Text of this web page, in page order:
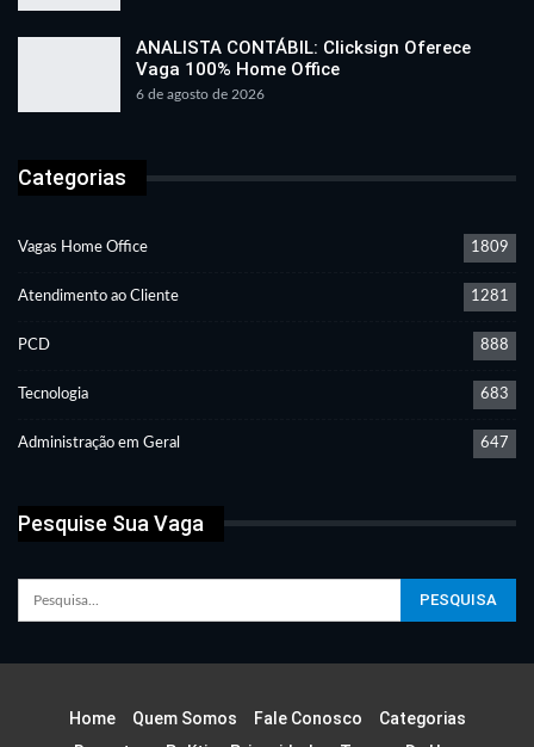
ANALISTA CONTÁBIL: Clicksign Oferece
Vaga 100% Home Office
6 de agosto de 2026
Categorias
Vagas Home Office 1809
Atendimento ao Cliente 1281
PCD 888
Tecnologia 683
Administração em Geral 647
Pesquise Sua Vaga
Home Quem Somos Fale Conosco
Categorias